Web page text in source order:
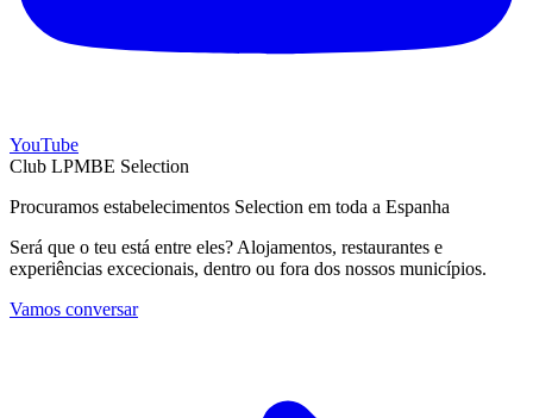
YouTube
Club LPMBE Selection
Procuramos estabelecimentos Selection em toda a Espanha
Será que o teu está entre eles? Alojamentos, restaurantes e
experiências excecionais, dentro ou fora dos nossos municípios.
Vamos conversar